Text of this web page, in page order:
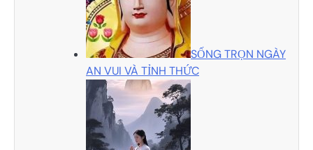
SỐNG TRỌN NGÀY
AN VUI VÀ TỈNH THỨC